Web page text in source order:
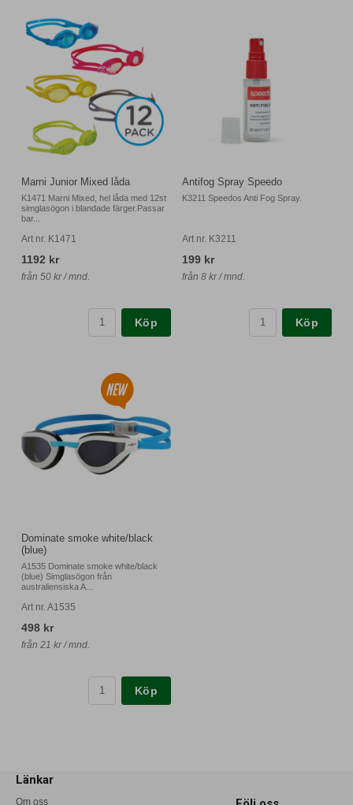
Marni Junior Mixed låda
K1471 Marni Mixed, hel låda med 12st
simglasögon i blandade färger.Passar
bar...
Art nr. K1471
1192 kr
från 50 kr / mnd.
Köp
Antifog Spray Speedo
K3211 Speedos Anti Fog Spray.
Art nr. K3211
199 kr
från 8 kr / mnd.
Köp
Dominate smoke white/black
(blue)
A1535 Dominate smoke white/black
(blue) Simglasögon från
australiensiska A...
Art nr. A1535
498 kr
från 21 kr / mnd.
Köp
Länkar
Om oss